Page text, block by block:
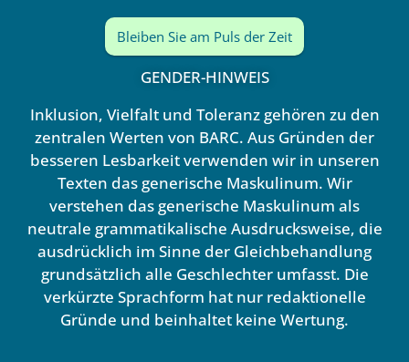
Bleiben Sie am Puls der Zeit
GENDER-HINWEIS
Inklusion, Vielfalt und Toleranz gehören zu den
zentralen Werten von BARC. Aus Gründen der
besseren Lesbarkeit verwenden wir in unseren
Texten das generische Maskulinum. Wir
verstehen das generische Maskulinum als
neutrale grammatikalische Ausdrucksweise, die
ausdrücklich im Sinne der Gleichbehandlung
grundsätzlich alle Geschlechter umfasst. Die
verkürzte Sprachform hat nur redaktionelle
Gründe und beinhaltet keine Wertung.